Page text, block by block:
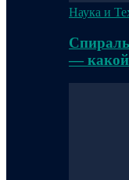
Наука и
— какой